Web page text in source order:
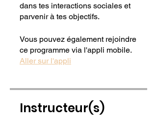
dans tes interactions sociales et
parvenir à tes objectifs.
Vous pouvez également rejoindre
ce programme via l'appli mobile.
Aller sur l'appli
Instructeur(s)